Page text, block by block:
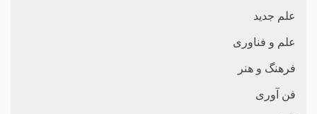
علم جدید
علم و فناوری
فرهنگ و هنر
فن آوری